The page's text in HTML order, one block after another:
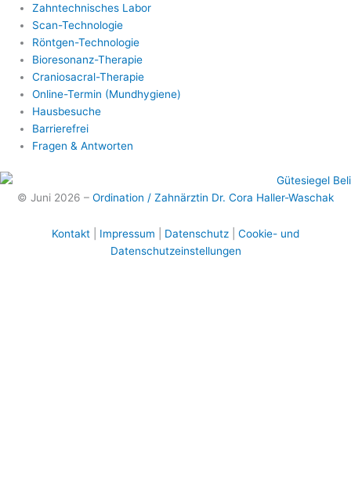
Zahntechnisches Labor
Scan-Technologie
Röntgen-Technologie
Bioresonanz-Therapie
Craniosacral-Therapie
Online-Termin (Mundhygiene)
Hausbesuche
Barrierefrei
Fragen & Antworten
© Juni 2026 – Ordination / Zahnärztin Dr. Cora Haller-Waschak
Kontakt Impressum Datenschutz
Cookie- und
Datenschutzeinstellungen